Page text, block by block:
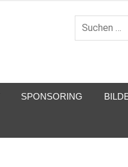
SPONSORING